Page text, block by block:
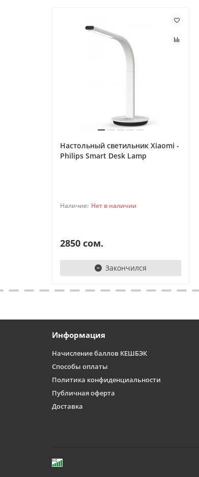
Настольный светильник Xiaomi -
Philips Smart Desk Lamp
Нет в наличии
2850 сом.
Закончился
Информация
Начисление баллов КЕШБЭК
Способы оплаты
Политика конфиденциальности
Публичная оферта
Доставка